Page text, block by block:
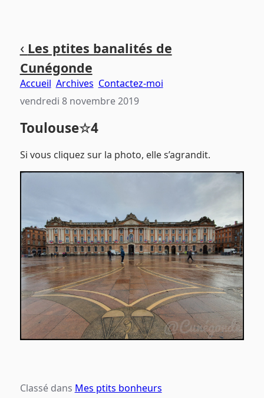
contenu
principal
menu
principal
‹ Les ptites banalités de
Cunégonde
Accueil Archives Contactez-moi
vendredi 8 novembre 2019
Toulouse☆4
Si vous cliquez sur la photo, elle s’agrandit.
Classé dans Mes ptits bonheurs